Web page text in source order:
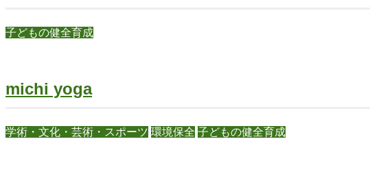
子どもの健全育成
michi yoga
学術・文化・芸術・スポーツ 環境保全 子どもの健全育成